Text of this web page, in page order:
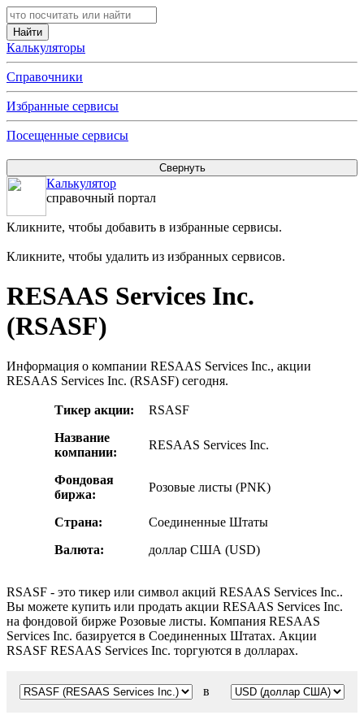
Калькуляторы
Справочники
Избранные сервисы
Посещенные сервисы
Калькулятор
справочный портал
Кликните, чтобы добавить в избранные сервисы.
Кликните, чтобы удалить из избранных сервисов.
RESAAS Services Inc.
(RSASF)
Информация о компании RESAAS Services Inc., акции
RESAAS Services Inc. (RSASF) сегодня.
Тикер акции:
RSASF
Название
компании:
RESAAS Services Inc.
Фондовая
биржа:
Розовые листы (PNK)
Страна:
Соединенные Штаты
Валюта:
доллар США (USD)
RSASF - это тикер или символ акций RESAAS Services Inc..
Вы можете купить или продать акции RESAAS Services Inc.
на фондовой бирже Розовые листы. Компания RESAAS
Services Inc. базируется в Соединенных Штатах. Акции
RSASF RESAAS Services Inc. торгуются в долларах.
в